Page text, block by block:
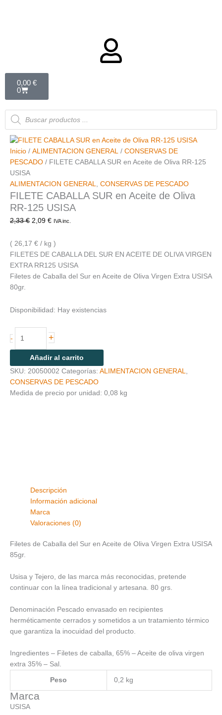
0,00 €
0
Búsqueda
de
productos
Inicio / ALIMENTACION GENERAL / CONSERVAS DE
PESCADO / FILETE CABALLA SUR en Aceite de Oliva RR-125
USISA
ALIMENTACION GENERAL
CONSERVAS DE PESCADO
FILETE CABALLA SUR en Aceite de Oliva
RR-125 USISA
2,33€ 2,09 € IVA inc.
( 26,17 € / kg )
FILETES DE CABALLA DEL SUR EN ACEITE DE OLIVA VIRGEN
EXTRA RR125 USISA
Filetes de Caballa del Sur en Aceite de Oliva Virgen Extra USISA
80gr.
Disponibilidad: Hay existencias
- +
Añadir al carrito
SKU: 20050002 Categorías: ALIMENTACION GENERAL
CONSERVAS DE PESCADO
Medida de precio por unidad: 0,08 kg
Descripción
Información adicional
Marca
Valoraciones (0)
Filetes de Caballa del Sur en Aceite de Oliva Virgen Extra USISA
85gr.
Usisa y Tejero, de las marca más reconocidas, pretende
continuar con la línea tradicional y artesana. 80 grs.
Denominación Pescado envasado en recipientes
herméticamente cerrados y sometidos a un tratamiento térmico
que garantiza la inocuidad del producto.
Ingredientes – Filetes de caballa, 65% – Aceite de oliva virgen
extra 35% – Sal.
Peso 0,2 kg
Marca
USISA